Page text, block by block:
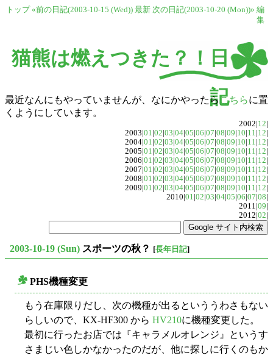
トップ «前の日記(2003-10-15 (Wed)) 最新 次の日記(2003-10-20 (Mon))» 編
集
猫熊は燃えつきた？！日
記
最近なんにもやっていませんが、なにかやったら こちらに置
くようにしています。
2002|12|
2003|01|02|03|04|05|06|07|08|09|10|11|12|
2004|01|02|03|04|05|06|07|08|09|10|11|12|
2005|01|02|03|04|05|06|07|08|09|10|11|12|
2006|01|02|03|04|05|06|07|08|09|10|11|12|
2007|01|02|03|04|05|06|07|08|09|10|11|12|
2008|01|02|03|04|05|06|07|08|09|10|11|12|
2009|01|02|03|04|05|06|07|08|09|10|11|12|
2010|01|02|03|04|05|06|07|08|
2011|09|
2012|02|
2003-10-19 (Sun) スポーツの秋？ [長年日記]
PHS機種変更
もう在庫限りだし、次の機種が出るといううわさもない
らしいので、KX-HF300 から HV210に機種変更した。
最初に行ったお店では『キャラメルオレンジ』というす
さまじい色しかなかったのだが、他に探しに行くのもか